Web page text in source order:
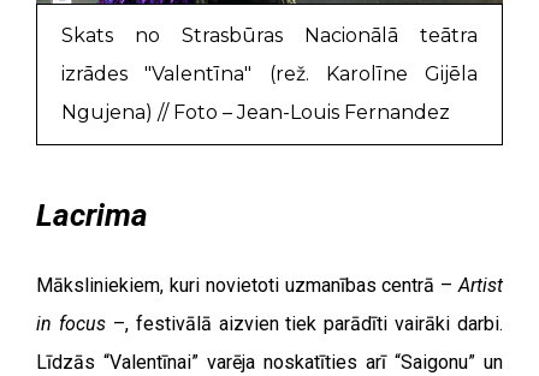
Skats no Strasbūras Nacionālā teātra
izrādes "Valentīna" (rež. Karolīne Gijēla
Ngujena) // Foto – Jean-Louis Fernandez
Lacrima
Māksliniekiem, kuri novietoti uzmanības centrā –Artist
in focus–, festivālā aizvien tiek parādīti vairāki darbi.
Līdzās “Valentīnai” varēja noskatīties arī “Saigonu” un